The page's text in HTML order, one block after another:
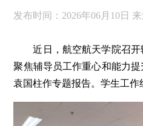
发布时间：2026年06月10日
近日，航空航天学院召开
聚焦辅导员工作重心和能力
袁国柱作专题报告。学生工作